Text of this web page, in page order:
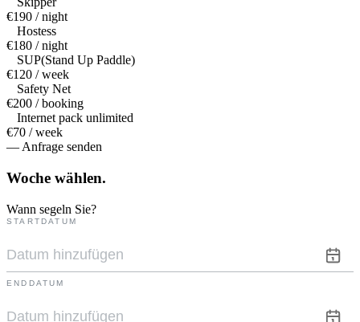
€190 / night
Hostess
€180 / night
SUP(Stand Up Paddle)
€120 / week
Safety Net
€200 / booking
Internet pack unlimited
€70 / week
— Anfrage senden
Woche wählen.
Wann segeln Sie?
STARTDATUM
ENDDATUM